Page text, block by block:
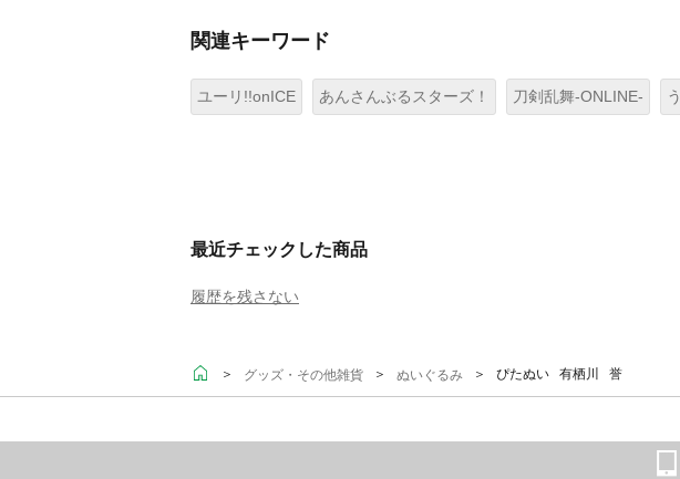
関連キーワード
ユーリ!!onICE あんさんぶるスターズ！ 刀剣乱舞-ONLINE-
最近チェックした商品
履歴を残さない
＞ グッズ・その他雑貨 ＞ ぬいぐるみ ＞ ぴたぬい 有栖川 誉